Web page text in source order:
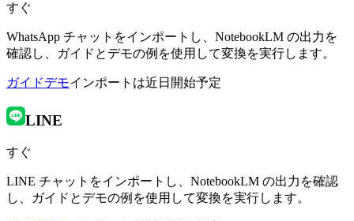
すぐ
WhatsApp チャットをインポートし、NotebookLM の出力を
確認し、ガイドとデモの例を使用して変換を実行します。
ガイドデモインポートは近日開始予定
LINE
すぐ
LINE チャットをインポートし、NotebookLM の出力を確認
し、ガイドとデモの例を使用して変換を実行します。